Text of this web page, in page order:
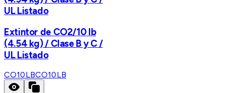
UL Listado
Extintor de CO2/10 lb
(4.54 kg) / Clase B y C /
UL Listado
CO10LBCO10LB